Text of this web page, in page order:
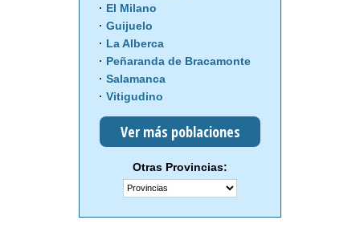
El Milano
Guijuelo
La Alberca
Peñaranda de Bracamonte
Salamanca
Vitigudino
Ver más poblaciones
Otras Provincias: